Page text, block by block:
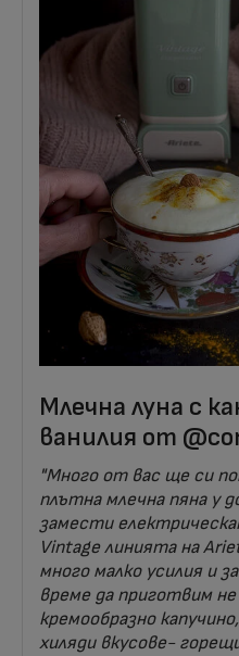
Млечна луна с
ванилия от
"Много от вас ще си
плътна млечна пяна у
замести
Vintage линията на
много малко усилия и
време да приготвим
кремообразно
хиляди вкусове-